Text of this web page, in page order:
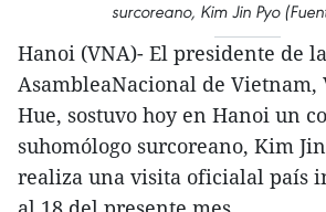
surcoreano, Kim Jin Pyo
Hanoi (VNA)- El presidente de la
AsambleaNacional de Vietnam,
Hue, sostuvo hoy en Hanoi un
suhomólogo surcoreano, Kim
realiza una visita oficialal país